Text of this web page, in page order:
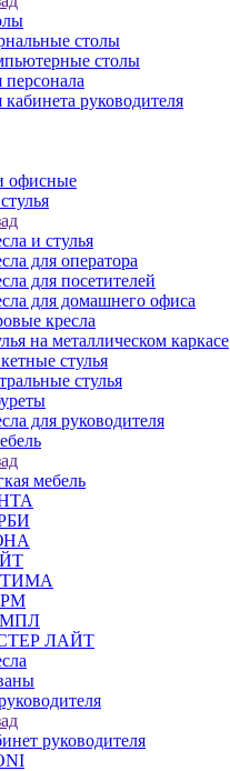
столы
столы
персонала
кабинета руководителя
офисные
и стулья
для оператора
для посетителей
для домашнего офиса
кресла
на металлическом каркасе
стулья
стулья
для руководителя
мебель
ЛАЙТ
руководителя